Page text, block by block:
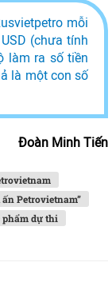
mỗi
(chưa tính
làm ra số tiền
là một con số
Đoàn Minh Tiến
Petrovietnam”
phẩm dự thi